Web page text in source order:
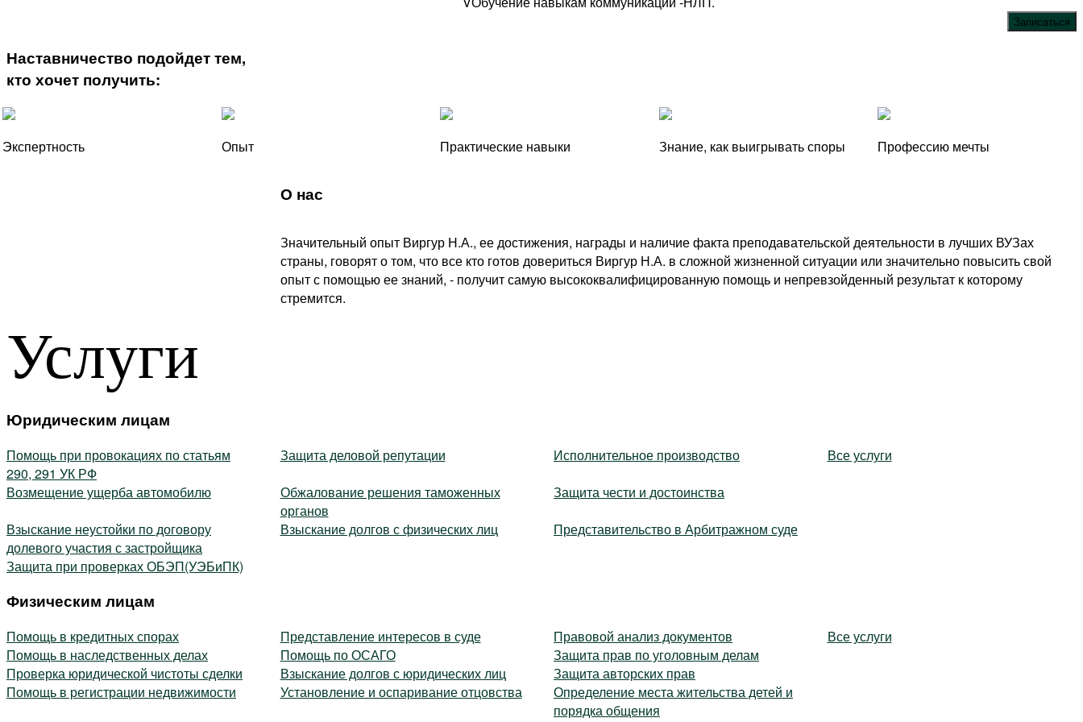
Записаться
Наставничество подойдет тем,
кто хочет получить:
Экспертность Опыт Практические навыки Знание, как выигрывать споры Профессию мечты
О нас
Значительный опыт Виргур Н.А., ее достижения, награды и наличие факта преподавательской деятельности в лучших ВУЗах
страны, говорят о том, что все кто готов довериться Виргур Н.А. в сложной жизненной ситуации или значительно повысить свой
опыт с помощью ее знаний, - получит самую высококвалифицированную помощь и непревзойденный результат к которому
стремится.
Услуги
Юридическим лицам
Помощь при провокациях по статьям
290, 291 УК РФ
Защита деловой репутации Исполнительное производство
Все услуги
Возмещение ущерба автомобилю
Обжалование решения таможенных
органов
Защита чести и достоинства
Взыскание неустойки по договору
долевого участия с застройщика
Взыскание долгов с физических лиц
Представительство в Арбитражном суде
Защита при проверках ОБЭП(УЭБиПК)
Физическим лицам
Помощь в кредитных спорах Представление интересов в суде Правовой анализ документов
Все услуги
Помощь в наследственных делах
Помощь по ОСАГО
Защита прав по уголовным делам
Проверка юридической чистоты сделки
Взыскание долгов с юридических лиц
Защита авторских прав
Помощь в регистрации недвижимости
Установление и оспаривание отцовства
Определение места жительства детей и
порядка общения